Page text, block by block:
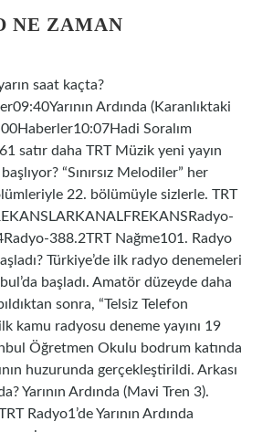
NE ZAMAN
saat kaçta?
Ardında (Karanlıktaki
Soralım
satır daha TRT Müzik yeni yayın
“Sınırsız Melodiler” her
22. bölümüyle sizlerle. TRT
388.2TRT Nağme101. Radyo
Türkiye’de ilk radyo denemeleri
başladı. Amatör düzeyde daha
sonra, “Telsiz Telefon
kamu radyosu deneme yayını 19
Öğretmen Okulu bodrum katında
huzurunda gerçekleştirildi. Arkası
Yarının Ardında (Mavi Tren 3).
Radyo1’de Yarının Ardında